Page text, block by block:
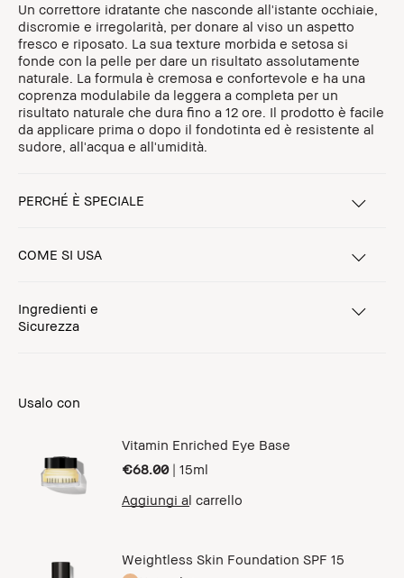
Un correttore idratante che nasconde all'istante occhiaie,
discromie e irregolarità, per donare al viso un aspetto
fresco e riposato. La sua texture morbida e setosa si
fonde con la pelle per dare un risultato assolutamente
naturale. La formula è cremosa e confortevole e ha una
coprenza modulabile da leggera a completa per un
risultato naturale che dura fino a 12 ore. Il prodotto è facile
da applicare prima o dopo il fondotinta ed è resistente al
sudore, all'acqua e all'umidità.
PERCHÉ È SPECIALE
COME SI USA
Ingredienti e
Sicurezza
Usalo con
Vitamin Enriched Eye Base
€68.00 | 15ml
Aggiungi al carrello
Weightless Skin Foundation SPF 15